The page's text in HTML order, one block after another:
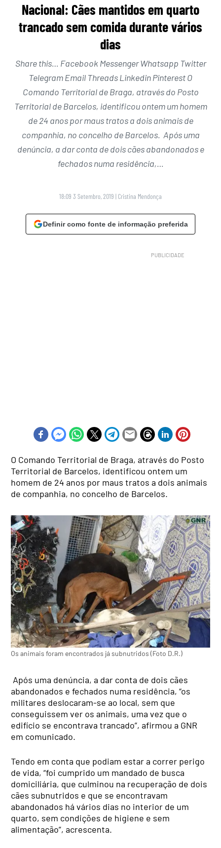
Nacional: Cães mantidos em quarto
trancado sem comida durante vários
dias
Share this… Facebook Messenger Whatsapp Twitter
Telegram Email Threads Linkedin Pinterest O
Comando Territorial de Braga, através do Posto
Territorial de Barcelos, identificou ontem um homem
de 24 anos por maus tratos a dois animais de
companhia, no concelho de Barcelos. Após uma
denúncia, a dar conta de dois cães abandonados e
fechados numa residência,…
18:09 3 Setembro, 2019 | Cristina Mendonça
Definir como fonte de informação preferida
O Comando Territorial de Braga, através do Posto
Territorial de Barcelos, identificou ontem um
homem de 24 anos por maus tratos a dois animais
de companhia, no concelho de Barcelos.
Os animais foram encontrados já subnutridos (Foto D.R.)
Após uma denúncia, a dar conta de dois cães
abandonados e fechados numa residência, “os
militares deslocaram-se ao local, sem que
conseguissem ver os animais, uma vez que o
edifício se encontrava trancado”, afirmou a GNR
em comunicado.
Tendo em conta que podiam estar a correr perigo
de vida, “foi cumprido um mandado de busca
domiciliária, que culminou na recuperação de dois
cães subnutridos e que se encontravam
abandonados há vários dias no interior de um
quarto, sem condições de higiene e sem
alimentação”, acrescenta.